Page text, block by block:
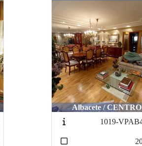
Albacete / CENTRO
1025-